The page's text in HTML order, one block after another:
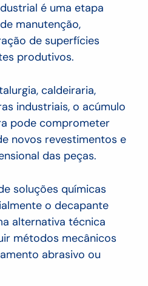
é uma etapa
manutenção,
de superfícies
produtivos.
caldeiraria,
industriais, o acúmulo
pode comprometer
novos revestimentos e
das peças.
soluções químicas
o decapante
alternativa técnica
métodos mecânicos
abrasivo ou